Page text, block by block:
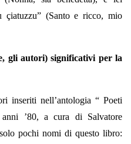
çiatuzzu” (Santo e ricco, mio
gli autori) significativi per la
inseriti nell’antologia “ Poeti
’80, a cura di Salvatore
pochi nomi di questo libro: